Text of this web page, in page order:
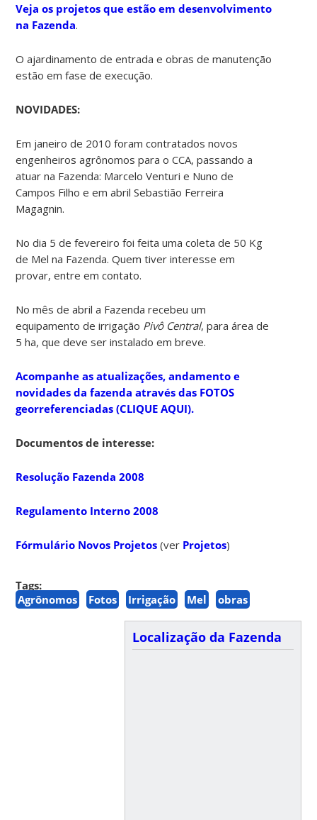
Veja os projetos que estão em desenvolvimento
na Fazenda.
O ajardinamento de entrada e obras de manutenção
estão em fase de execução.
NOVIDADES:
Em janeiro de 2010 foram contratados novos
engenheiros agrônomos para o CCA, passando a
atuar na Fazenda: Marcelo Venturi e Nuno de
Campos Filho e em abril Sebastião Ferreira
Magagnin.
No dia 5 de fevereiro foi feita uma coleta de 50 Kg
de Mel na Fazenda. Quem tiver interesse em
provar, entre em contato.
No mês de abril a Fazenda recebeu um
equipamento de irrigação Pivô Central, para área de
5 ha, que deve ser instalado em breve.
Acompanhe as atualizações, andamento e
novidades da fazenda através das FOTOS
georreferenciadas (CLIQUE AQUI).
Documentos de interesse:
Resolução Fazenda 2008
Regulamento Interno 2008
Fórmulário Novos Projetos(ver Projetos)
Tags:
Agrônomos
Fotos Irrigação Mel obras
Localização da Fazenda